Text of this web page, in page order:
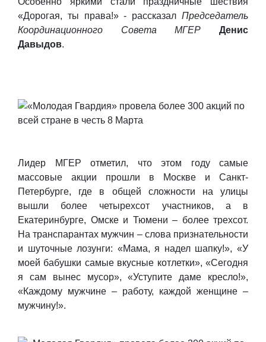
«Дорогая, ты права!» - рассказал Председатель
Координационного Совета МГЕР
Денис
Давыдов.
Лидер МГЕР отметил, что этом году самые
массовые акции прошли в Москве и Санкт-
Петербурге, где в общей сложности на улицы
вышли более четырехсот участников, а в
Екатеринбурге, Омске и Тюмени – более трехсот.
На транспарантах мужчин – слова признательности
и шуточные лозунги: «Мама, я надел шапку!», «У
моей бабушки самые вкусные котлетки», «Сегодня
я сам вынес мусор», «Уступите даме кресло!»,
«Каждому мужчине – работу, каждой женщине –
мужчину!».